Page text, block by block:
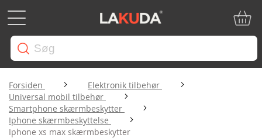
Forsiden
Elektronik tilbehør
Universal mobil tilbehør
Smartphone skærmbeskytter
Iphone skærmbeskyttelse
Iphone xs max skærmbeskytter